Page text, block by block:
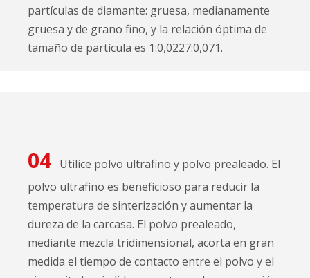
partículas de diamante: gruesa, medianamente
gruesa y de grano fino, y la relación óptima de
tamaño de partícula es 1:0,0227:0,071.
04 Utilice polvo ultrafino y polvo prealeado. El
polvo ultrafino es beneficioso para reducir la
temperatura de sinterización y aumentar la
dureza de la carcasa. El polvo prealeado,
mediante mezcla tridimensional, acorta en gran
medida el tiempo de contacto entre el polvo y el